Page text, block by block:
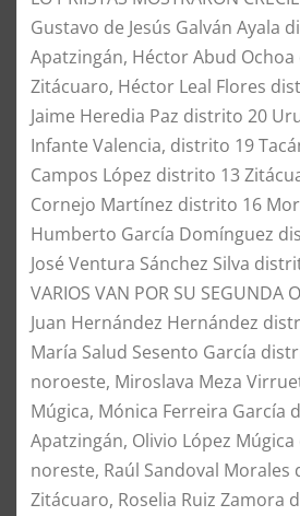
Gustavo de Jesús Galván Ayala
Apatzingán, Héctor Abud
Zitácuaro, Héctor Leal Flores
Jaime Heredia Paz distrito 20
Infante Valencia, distrito 19
Campos López distrito 13
Cornejo Martínez distrito 16
Humberto García Domínguez
José Ventura Sánchez Silva
​​VARIOS VAN POR SU SEGUNDA
Juan Hernández Hernández
María Salud Sesento García
noroeste, Miroslava Meza
Múgica, Mónica Ferreira García
Apatzingán, Olivio López
noreste, Raúl Sandoval Morales
Zitácuaro, Roselia Ruiz Zamora